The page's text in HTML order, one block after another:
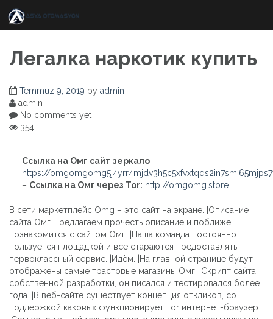
content
Легалка наркотик купить
Temmuz 9, 2019 by admin
admin
No comments yet
354
Ссылка на Омг сайт зеркало –
https://
– Ссылка на Омг через Tor: http://omgomg.store
В сети маркетплейс Omg – это сайт на экране. |Описание
сайта Омг Предлагаем прочесть описание и поближе
познакомится с сайтом Омг. |Наша команда постоянно
пользуется площадкой и все стараются предоставлять
первоклассный сервис. |Идём. |На главной странице будут
отображены самые трастовые магазины Омг. |Скрипт сайта
собственной разработки, он писался и тестировался более
года. |В веб-сайте существует концепция откликов, со
поддержкой каковых функционирует Tor интернет-браузер.